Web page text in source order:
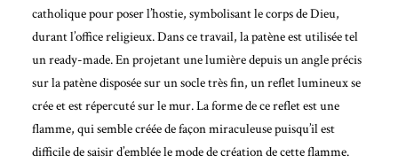
catholique pour poser l’hostie, symbolisant le corps de Dieu,
durant l’office religieux. Dans ce travail, la patène est utilisée tel
un ready-made. En projetant une lumière depuis un angle précis
sur la patène disposée sur un socle très fin, un reflet lumineux se
crée et est répercuté sur le mur. La forme de ce reflet est une
flamme, qui semble créée de façon miraculeuse puisqu’il est
difficile de saisir d’emblée le mode de création de cette flamme.